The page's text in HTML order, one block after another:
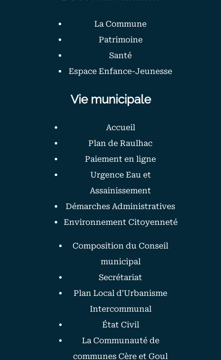
La Commune
Patrimoine
Santé
Espace Enfance-Jeunesse
Vie municipale
Accueil
Plan de Raulhac
Paiement en ligne
Urgence Eau et
Assainissement
Démarches Administratives
Environnement Citoyenneté
Composition du Conseil
municipal
Secrétariat
Plan Local d'Urbanisme
Intercommunal
État Civil
La Communauté de
communes Cère et Goul